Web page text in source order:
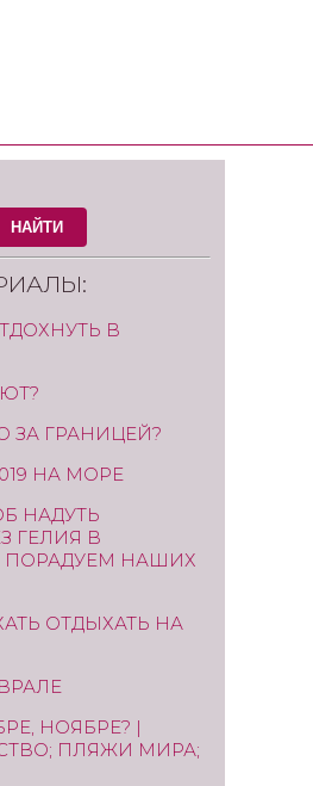
НАЙТИ
В
ЗА ГРАНИЦЕЙ?
НА МОРЕ
НАДУТЬ
ГЕЛИЯ В
НАШИХ
ОТДЫХАТЬ НА
НОЯБРЕ? |
ПЛЯЖИ МИРА;